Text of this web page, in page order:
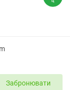
Забронювати